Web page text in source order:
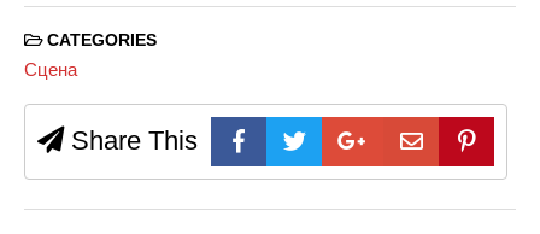
CATEGORIES
Сцена
Share This